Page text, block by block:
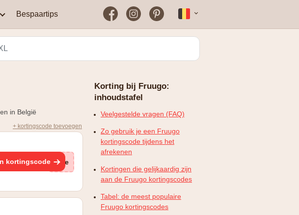
Plopsaland Theater Hotel
WONDR
mijn
niet?
kortingscode?
aanbiedingen
FAQ – Veelgestelde vragen
Bespaartips
FacebookInstagramPinterest
in België
+ kortingscode toevoegen
kortingscode (ge
Korting bij Fruugo:
inhoudstafel
Veelgestelde vragen (FAQ)
Zo gebruik je een Fruugo
kortingscode tijdens het
afrekenen
Kortingen die gelijkaardig zijn
aan de Fruugo kortingscodes
Tabel: de meest populaire
Fruugo kortingscodes